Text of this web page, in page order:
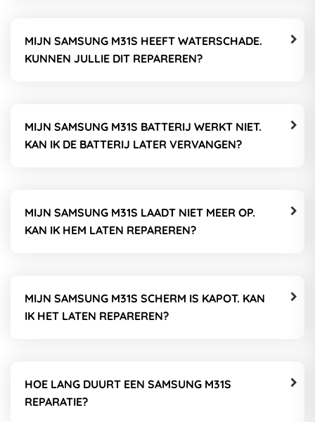
MIJN SAMSUNG M31S HEEFT WATERSCHADE.
KUNNEN JULLIE DIT REPAREREN?
MIJN SAMSUNG M31S BATTERIJ WERKT NIET.
KAN IK DE BATTERIJ LATER VERVANGEN?
MIJN SAMSUNG M31S LAADT NIET MEER OP.
KAN IK HEM LATEN REPAREREN?
MIJN SAMSUNG M31S SCHERM IS KAPOT. KAN
IK HET LATEN REPAREREN?
HOE LANG DUURT EEN SAMSUNG M31S
REPARATIE?